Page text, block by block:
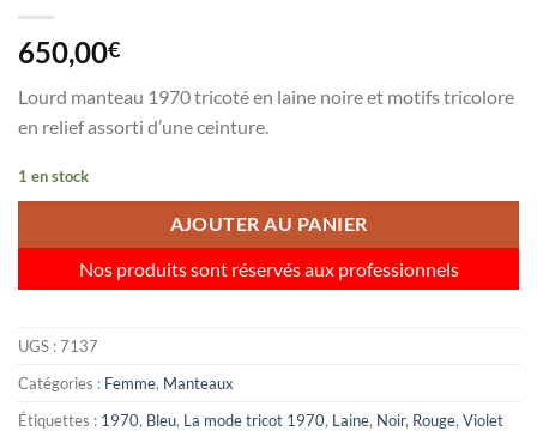
650,00€
Lourd manteau 1970 tricoté en laine noire et motifs tricolore
en relief assorti d’une ceinture.
1 en stock
AJOUTER AU PANIER
Nos produits sont réservés aux professionnels
UGS :7137
Catégories : Femme, Manteaux
Étiquettes : 1970, Bleu, La mode tricot 1970, Laine, Noir, Rouge, Violet